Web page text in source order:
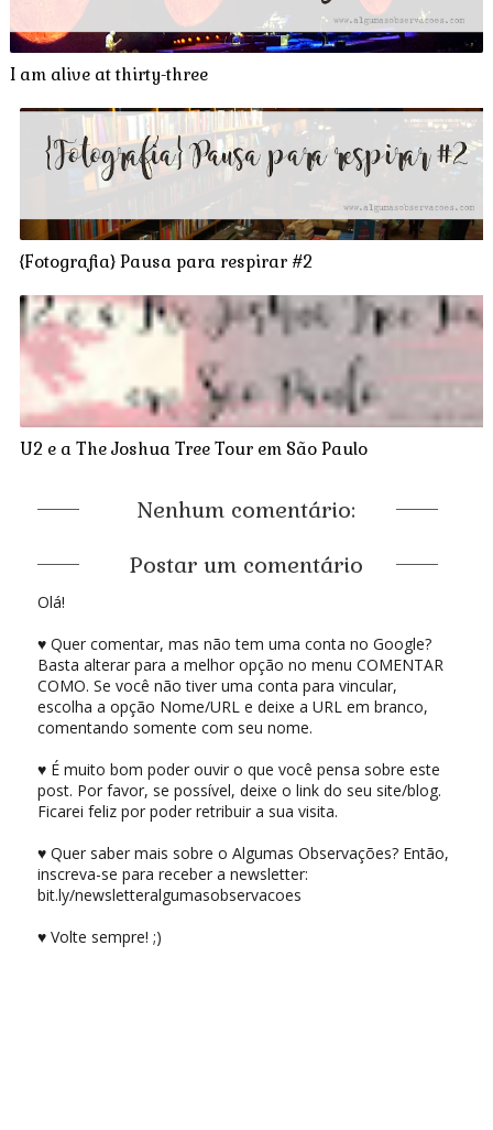
I am alive at thirty-three
{Fotografia} Pausa para respirar #2
U2 e a The Joshua Tree Tour em São Paulo
Nenhum comentário:
Postar um comentário
Olá!
♥ Quer comentar, mas não tem uma conta no Google?
Basta alterar para a melhor opção no menu COMENTAR
COMO. Se você não tiver uma conta para vincular,
escolha a opção Nome/URL e deixe a URL em branco,
comentando somente com seu nome.
♥ É muito bom poder ouvir o que você pensa sobre este
post. Por favor, se possível, deixe o link do seu site/blog.
Ficarei feliz por poder retribuir a sua visita.
♥ Quer saber mais sobre o Algumas Observações? Então,
inscreva-se para receber a newsletter:
bit.ly/newsletteralgumasobservacoes
♥ Volte sempre! ;)